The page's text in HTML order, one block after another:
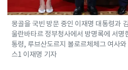
몽골을 국빈 방문 중인 이재명 대통령과
울란바타르 정부청사에서 방명록에 서명
통령, 루브산도르지 볼로르체체그 여사
스1 이재명 기자